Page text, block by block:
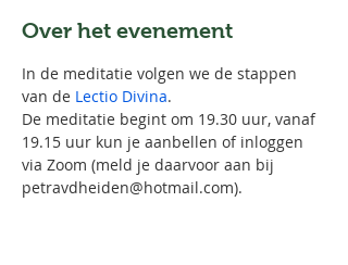
Over het evenement
In de meditatie volgen we de stappen
van de Lectio Divina.
De meditatie begint om 19.30 uur, vanaf
19.15 uur kun je aanbellen of inloggen
via Zoom (meld je daarvoor aan bij
petravdheiden@hotmail.com).